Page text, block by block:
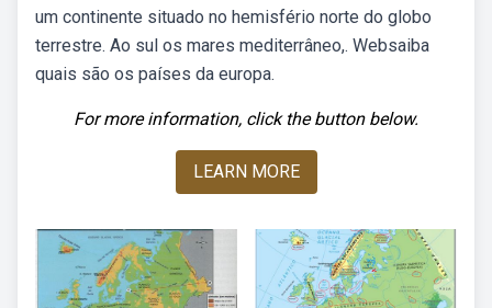
um continente situado no hemisfério norte do globo
terrestre. Ao sul os mares mediterrâneo,. Websaiba
quais são os países da europa.
For more information, click the button below.
LEARN MORE